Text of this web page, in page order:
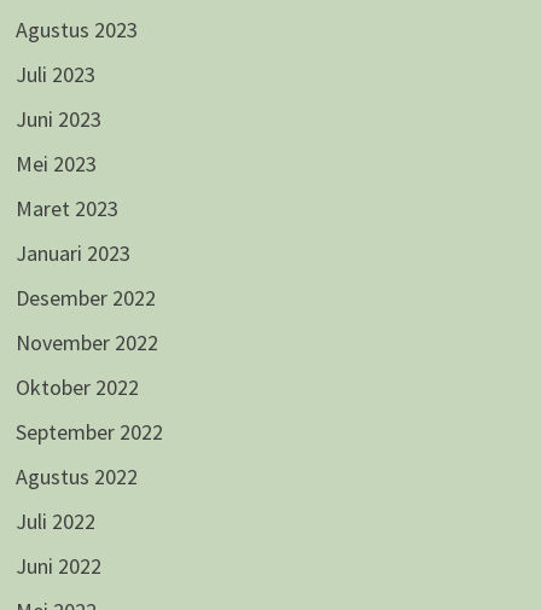
Agustus 2023
Juli 2023
Juni 2023
Mei 2023
Maret 2023
Januari 2023
Desember 2022
November 2022
Oktober 2022
September 2022
Agustus 2022
Juli 2022
Juni 2022